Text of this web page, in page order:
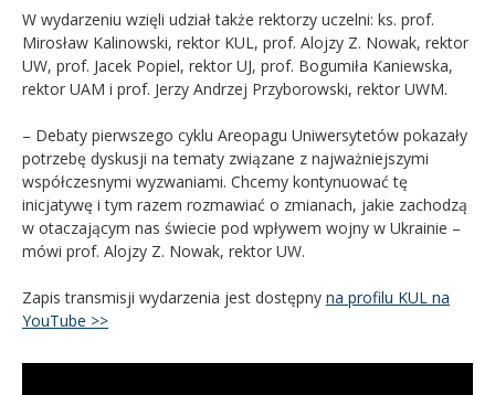
W wydarzeniu wzięli udział także rektorzy uczelni: ks. prof.
Mirosław Kalinowski, rektor KUL, prof. Alojzy Z. Nowak, rektor
UW, prof. Jacek Popiel, rektor UJ, prof. Bogumiła Kaniewska,
rektor UAM i prof. Jerzy Andrzej Przyborowski, rektor UWM.
– Debaty pierwszego cyklu Areopagu Uniwersytetów pokazały
potrzebę dyskusji na tematy związane z najważniejszymi
współczesnymi wyzwaniami. Chcemy kontynuować tę
inicjatywę i tym razem rozmawiać o zmianach, jakie zachodzą
w otaczającym nas świecie pod wpływem wojny w Ukrainie –
mówi prof. Alojzy Z. Nowak, rektor UW.
Zapis transmisji wydarzenia jest dostępny na profilu KUL na
YouTube >>